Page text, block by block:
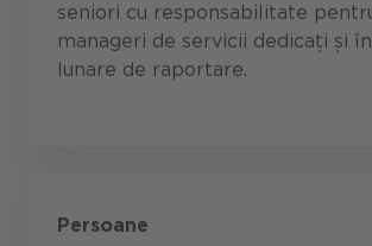
seniori cu responsabilitate
manageri de servicii dedicați și
lunare de raportare.
Persoane